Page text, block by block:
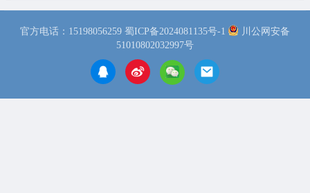
官方电话：15198056259 蜀ICP备2024081135号-1
川公网安备
51010802032997号